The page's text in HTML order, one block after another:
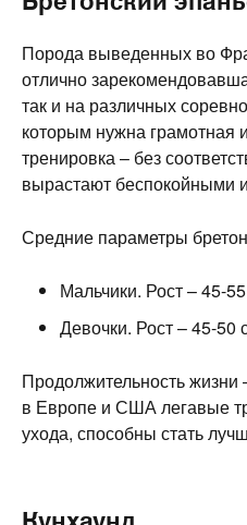
Порода выведенных во
отлично
так и на различных
которым нужна грамотная
тренировка – без
вырастают беспокойными
Средние параметры
Мальчики. Рост – 45-
Девочки. Рост – 45-50
Продолжительность
в Европе и США легавые
ухода, способны стать